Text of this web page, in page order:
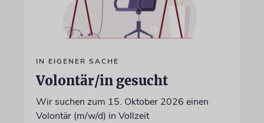
IN EIGENER SACHE
Volontär/in gesucht
Wir suchen zum 15. Oktober 2026 einen
Volontär (m/w/d) in Vollzeit